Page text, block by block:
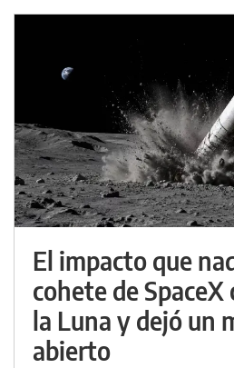
El impacto que
cohete de
la Luna y dejó un
abierto